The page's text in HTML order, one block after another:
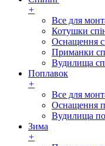
+
Все для
Котушки
Оснащення
Приманки
Вудилища
Поплавок
+
Все для
Оснащення
Вудилища
Зима
+